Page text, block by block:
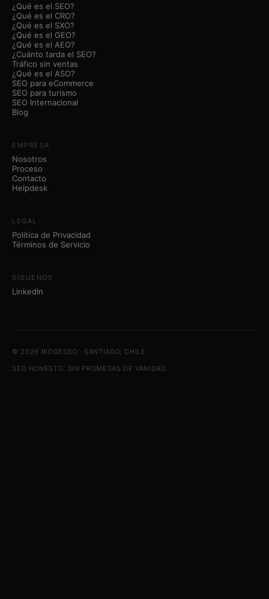
¿Qué es el SEO?
¿Qué es el CRO?
¿Qué es el SXO?
¿Qué es el GEO?
¿Qué es el AEO?
¿Cuánto tarda el SEO?
Tráfico sin ventas
¿Qué es el ASO?
SEO para eCommerce
SEO para turismo
SEO Internacional
Blog
EMPRESA
Nosotros
Proceso
Contacto
Helpdesk
LEGAL
Política de Privacidad
Términos de Servicio
SÍGUENOS
LinkedIn
© 2026 RIDGESEO · SANTIAGO, CHILE
SEO HONESTO. SIN PROMESAS DE VANIDAD.